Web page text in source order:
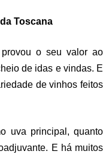
Toscana
o seu valor ao
de idas e vindas. E
de vinhos feitos
uva principal, quanto
E há muitos